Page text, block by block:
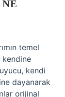
temel
kendine
kendi
dayanarak
orijinal